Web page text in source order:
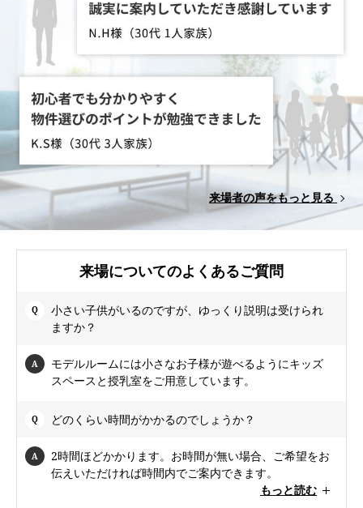
来場者の声をもっと見る
来場についてのよくあるご質問
小さい子供がいるのですが、ゆっくり説明は受けられ
ますか？
モデルルームには小さなお子様が遊べるようにキッズ
スペースと授乳室をご用意しています。
どのくらい時間がかかるのでしょうか？
2時間ほどかかります。お時間が無い場合、ご希望をお
伝えいただければ時間内でご案内できます。
もっと読む